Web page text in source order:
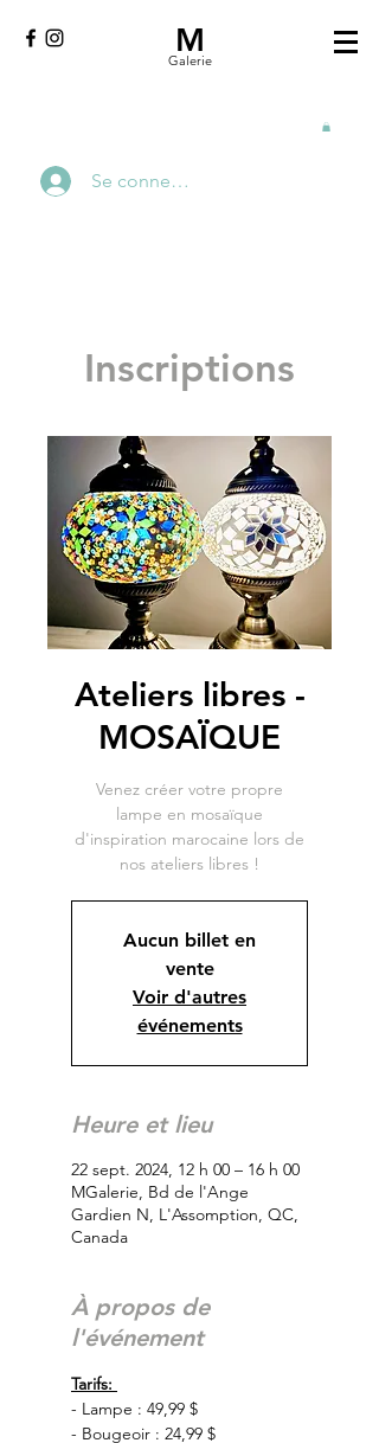
M
Galerie
Se connecter
Inscriptions
Ateliers libres -
MOSAÏQUE
Venez créer votre propre
lampe en mosaïque
d'inspiration marocaine lors de
nos ateliers libres !
Aucun billet en
vente
Voir d'autres
événements
Heure et lieu
22 sept. 2024, 12 h 00 – 16 h 00
MGalerie, Bd de l'Ange
Gardien N, L'Assomption, QC,
Canada
À propos de
l'événement
Tarifs:
- Lampe : 49,99 $
- Bougeoir : 24,99 $